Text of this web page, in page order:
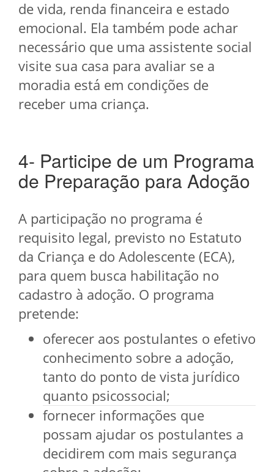
de vida, renda financeira e estado
emocional. Ela também pode achar
necessário que uma assistente social
visite sua casa para avaliar se a
moradia está em condições de
receber uma criança.
4- Participe de um Programa
de Preparação para Adoção
A participação no programa é
requisito legal, previsto no Estatuto
da Criança e do Adolescente (ECA),
para quem busca habilitação no
cadastro à adoção. O programa
pretende:
oferecer aos postulantes o efetivo
conhecimento sobre a adoção,
tanto do ponto de vista jurídico
quanto psicossocial;
fornecer informações que
possam ajudar os postulantes a
decidirem com mais segurança